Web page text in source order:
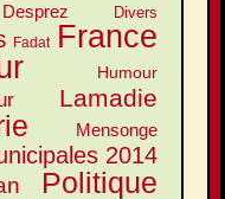
Desprez Divers
Fadat France
Humour
Lamadie
Mensonge
2014
Politique